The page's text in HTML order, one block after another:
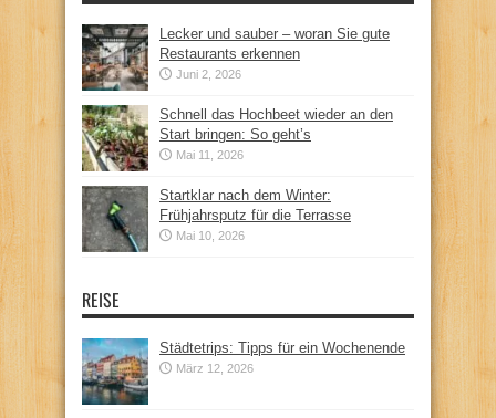
Lecker und sauber – woran Sie gute
Restaurants erkennen
Juni 2, 2026
Schnell das Hochbeet wieder an den
Start bringen: So geht’s
Mai 11, 2026
Startklar nach dem Winter:
Frühjahrsputz für die Terrasse
Mai 10, 2026
REISE
Städtetrips: Tipps für ein Wochenende
März 12, 2026